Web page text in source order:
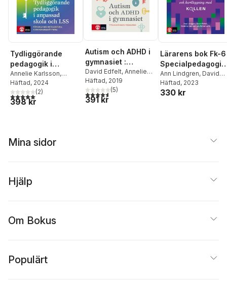
Tydliggörande
pedagogik i
anpassad skola
och LSS : för unga
med intellektuell
funktionsnedsättni
Annelie Karlsson,
Jennie Linde
Molker Lovén
Edfelt
Häftad, 2024
5,0utav 5 stjärnor. Totalt antal röster:
(2)
398 kr
Autism och ADHD i
gymnasiet :
tydliggörande
pedagogik
David Edfelt, Annelie
Karlsson,Ann Lindgren
Anna Sjölund
Häftad, 2019
4,6utav 5 stjärnor. Totalt antal röster:
(5)
391 kr
Lärarens bok Fk-6
Specialpedagogik
skola och
:
Ann Lindgren, David
Edfelt,Kristina
Petter Leife
Häftad, 2023
330 kr
Mina sidor
Hjälp
Om Bokus
Populärt